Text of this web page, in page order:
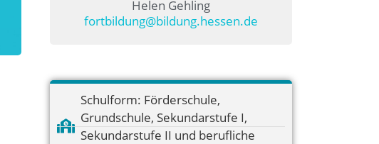
Helen Gehling
fortbildung@bildung.hessen.de
Schulform: Förderschule,
Grundschule, Sekundarstufe I,
Sekundarstufe II und berufliche